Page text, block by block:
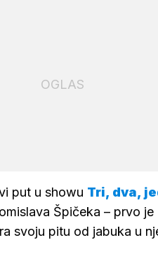
OGLAS
put u showu Tri, dva,
Špičeka – prvo
svoju pitu od jabuka u